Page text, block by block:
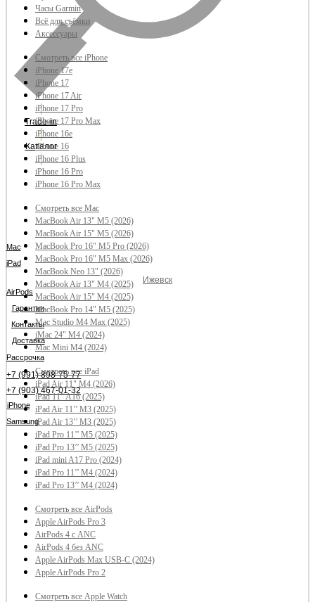
Trade-in
Каталог
Mac
iPad
Ижевск
AirPods
Гарантии
Контакты
Доставка
Рассрочка
+7 (991) 898-75-77
+7 (903) 467-01-32
iPhone
Samsung
Часы Garmin
Всё для съёмки
Аксессуары
Смотреть все iPhone
iPhone 17e
iPhone 17
iPhone 17 Air
iPhone 17 Pro
iPhone 17 Pro Max
iPhone 16e
iPhone 16
iPhone 16 Plus
iPhone 16 Pro
iPhone 16 Pro Max
Смотреть все Mac
MacBook Air 13" M5 (2026)
MacBook Air 15" M5 (2026)
MacBook Pro 16" M5 Pro (2026)
MacBook Pro 16" M5 Max (2026)
MacBook Neo 13" (2026)
MacBook Air 13" M4 (2025)
MacBook Air 15" M4 (2025)
MacBook Pro 14" M5 (2025)
Mac Studio M4 Max (2025)
iMac 24" M4 (2024)
Mac Mini M4 (2024)
Смотреть все iPad
iPad Air 11" M4 (2026)
iPad 11" A16 (2025)
iPad Air 11’’ M3 (2025)
iPad Air 13’’ M3 (2025)
iPad Pro 11’’ M5 (2025)
iPad Pro 13’’ M5 (2025)
iPad mini A17 Pro (2024)
iPad Pro 11’’ M4 (2024)
iPad Pro 13’’ M4 (2024)
Смотреть все AirPods
Apple AirPods Pro 3
AirPods 4 с ANC
AirPods 4 без ANC
Apple AirPods Max USB-C (2024)
Apple AirPods Pro 2
Смотреть все Apple Watch